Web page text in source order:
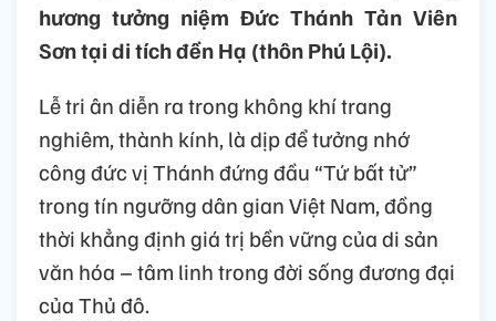
hương tưởng niệm Đức Thánh Tản Viên
Sơn tại di tích đền Hạ (thôn Phú Lội).
Lễ tri ân diễn ra trong không khí trang
nghiêm, thành kính, là dịp để tưởng nhớ
công đức vị Thánh đứng đầu “Tứ bất tử”
trong tín ngưỡng dân gian Việt Nam, đồng
thời khẳng định giá trị bền vững của di sản
văn hóa – tâm linh trong đời sống đương đại
của Thủ đô.